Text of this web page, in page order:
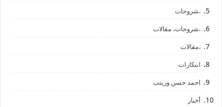
،شروحات
،شروحات، مقالات
،مقالات
ابتكارات
احمد حسن وزينب
أخبار